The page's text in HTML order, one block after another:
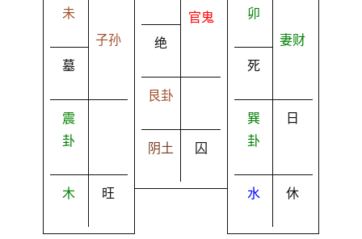
未
墓
子孙
震
卦
木 旺
绝
官鬼
艮卦
阴土 囚
卯
死
妻财
巽
卦
日
水 休